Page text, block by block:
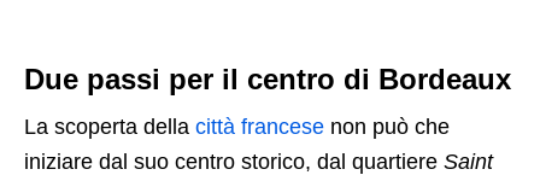
Due passi per il centro di Bordeaux
La scoperta della città francese non può che
iniziare dal suo centro storico, dal quartiere Saint